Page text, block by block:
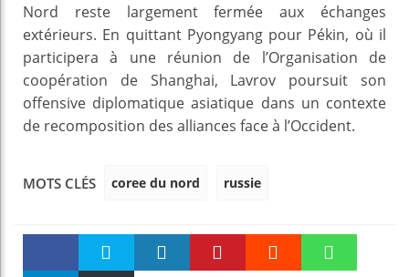
Nord reste largement fermée aux échanges
extérieurs. En quittant Pyongyang pour Pékin, où il
participera à une réunion de l’Organisation de
coopération de Shanghai, Lavrov poursuit son
offensive diplomatique asiatique dans un contexte
de recomposition des alliances face à l’Occident.
MOTS CLÉS coree du nord russie